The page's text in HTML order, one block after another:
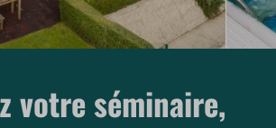
votre séminaire,